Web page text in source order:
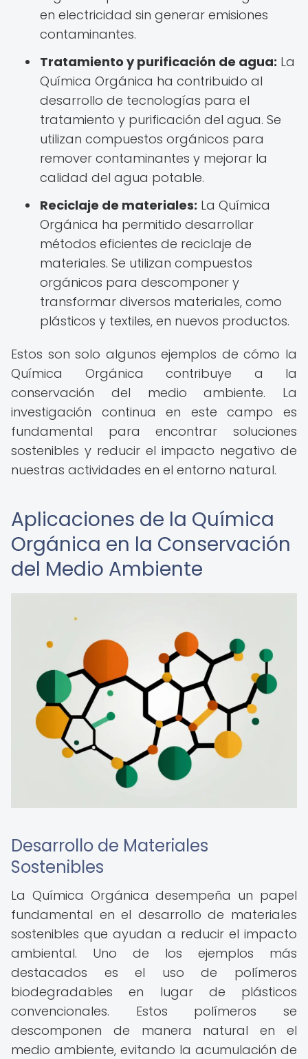
en electricidad sin generar emisiones
contaminantes.
Tratamiento y purificación de agua: La
Química Orgánica ha contribuido al
desarrollo de tecnologías para el
tratamiento y purificación del agua. Se
utilizan compuestos orgánicos para
remover contaminantes y mejorar la
calidad del agua potable.
Reciclaje de materiales: La Química
Orgánica ha permitido desarrollar
métodos eficientes de reciclaje de
materiales. Se utilizan compuestos
orgánicos para descomponer y
transformar diversos materiales, como
plásticos y textiles, en nuevos productos.
Estos son solo algunos ejemplos de cómo la
Química Orgánica contribuye a la
conservación del medio ambiente. La
investigación continua en este campo es
fundamental para encontrar soluciones
sostenibles y reducir el impacto negativo de
nuestras actividades en el entorno natural.
Aplicaciones de la Química
Orgánica en la Conservación
del Medio Ambiente
Desarrollo de Materiales
Sostenibles
La Química Orgánica desempeña un papel
fundamental en el desarrollo de materiales
sostenibles que ayudan a reducir el impacto
ambiental. Uno de los ejemplos más
destacados es el uso de polímeros
biodegradables en lugar de plásticos
convencionales. Estos polímeros se
descomponen de manera natural en el
medio ambiente, evitando la acumulación de